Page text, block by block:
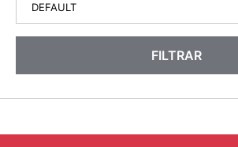
FILTRAR